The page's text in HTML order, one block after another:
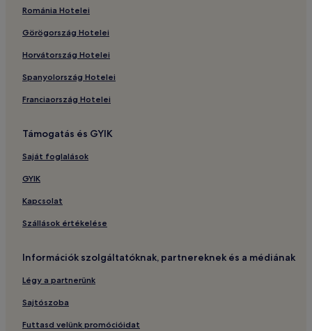
Románia Hotelei
Görögország Hotelei
Horvátország Hotelei
Spanyolország Hotelei
Franciaország Hotelei
Támogatás és GYIK
Saját foglalások
GYIK
Kapcsolat
Szállások értékelése
Információk szolgáltatóknak, partnereknek és a médiának
Légy a partnerünk
Sajtószoba
Futtasd velünk promócióidat